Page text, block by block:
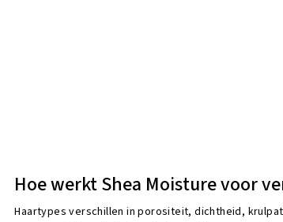
Hoe werkt Shea Moisture voor
Haartypes verschillen in porositeit, dichtheid,